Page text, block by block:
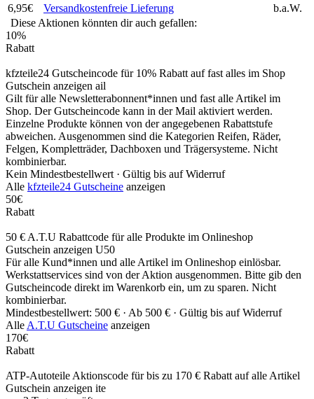
6,95€
Versandkostenfreie Lieferung
b.a.W.
Diese Aktionen könnten dir auch gefallen:
10%
Rabatt
kfzteile24 Gutscheincode für 10% Rabatt auf fast alles im Shop
Gutschein anzeigen ail
Gilt für alle Newsletterabonnent*innen und fast alle Artikel im
Shop. Der Gutscheincode kann in der Mail aktiviert werden.
Einzelne Produkte können von der angegebenen Rabattstufe
abweichen. Ausgenommen sind die Kategorien Reifen, Räder,
Felgen, Kompletträder, Dachboxen und Trägersysteme. Nicht
kombinierbar.
Kein Mindestbestellwert · Gültig bis auf Widerruf
Alle kfzteile24 Gutscheine anzeigen
50€
Rabatt
50 € A.T.U Rabattcode für alle Produkte im Onlineshop
Gutschein anzeigen U50
Für alle Kund*innen und alle Artikel im Onlineshop einlösbar.
Werkstattservices sind von der Aktion ausgenommen. Bitte gib den
Gutscheincode direkt im Warenkorb ein, um zu sparen. Nicht
kombinierbar.
Mindestbestellwert: 500 € · Ab 500 € · Gültig bis auf Widerruf
Alle A.T.U Gutscheine anzeigen
170€
Rabatt
ATP-Autoteile Aktionscode für bis zu 170 € Rabatt auf alle Artikel
Gutschein anzeigen ite